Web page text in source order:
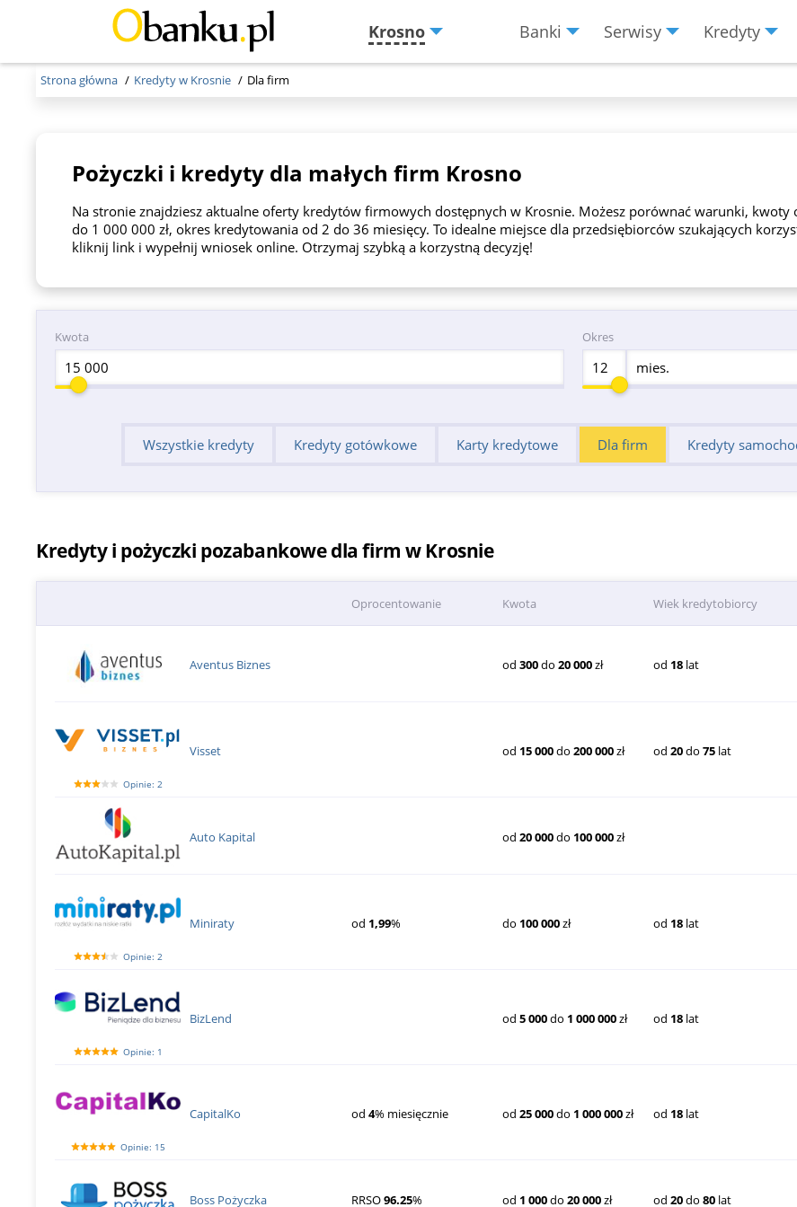
Krosno Banki Serwisy Kredyty
Menu
Strona główna Kredyty w Krosnie Dla firm
Pożyczki i kredyty dla małych firm Krosno
Na stronie znajdziesz aktualne oferty kredytów firmowych dostępnych w Krosnie. Możesz porównać warunki, kwoty
do 1 000 000 zł, okres kredytowania od 2 do 36 miesięcy. To idealne miejsce dla przedsiębiorców szukających
kliknij link i wypełnij wniosek online. Otrzymaj szybką a korzystną decyzję!
Kwota Okres
mies.
Wszystkie kredyty Kredyty gotówkowe Karty kredytowe Dla firm Kredyty
Kredyty i pożyczki pozabankowe dla firm w Krosnie
Oprocentowanie Kwota Wiek kredytobiorcy
Aventus Biznes od300do20 000zł od 18lat
Opinie: 2
Visset od 15 000do200 000zł od 20do 75lat
Auto Kapital od20 000do 100 000zł
Opinie: 2
Miniraty od 1,99% do 100 000zł od 18lat
Opinie: 1
BizLend od5 000do 1 000 000zł od 18lat
Opinie: 15
CapitalKo od4% miesięcznie od25 000do 1 000 000zł od 18lat
Boss Pożyczka RRSO96.25% od 1 000do20 000zł od 20do 80lat